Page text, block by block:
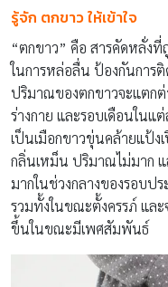
รู้จัก ตกขาว ให้เข้าใจ
“ตกขาว” คือ สารคัดหลั่ง
ในการหล่อลื่น ป้องกันการ
ปริมาณของตกขาวจะแตก
ร่างกาย และรอบเดือนใน
เป็นเมือกขาวขุ่นคล้ายแป้ง
กลิ่นเหม็น ปริมาณไม่มาก
มากในช่วงกลางของรอบป
รวมทั้งในขณะตั้งครรภ์ แล
ขึ้นในขณะมีเพศสัมพันธ์